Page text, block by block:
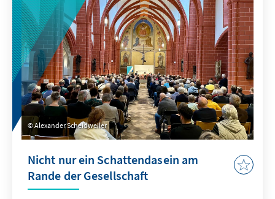
Alexander Scheidweiler
Nicht nur ein Schattendasein am
Rande der Gesellschaft